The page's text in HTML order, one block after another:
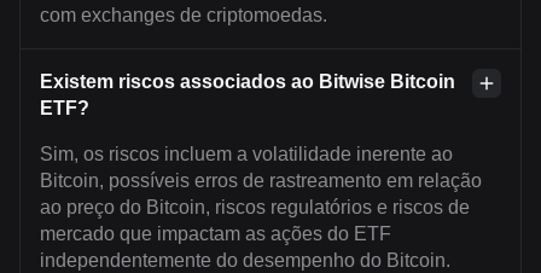
com exchanges de criptomoedas.
Existem riscos associados ao Bitwise Bitcoin
ETF?
Sim, os riscos incluem a volatilidade inerente ao
Bitcoin, possíveis erros de rastreamento em relação
ao preço do Bitcoin, riscos regulatórios e riscos de
mercado que impactam as ações do ETF
independentemente do desempenho do Bitcoin.